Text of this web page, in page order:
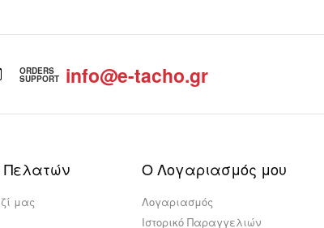
ORDERS
SUPPORT info@e-tacho.gr
Πελατών
μας
Ο Λογαριασμός μου
Λογαριασμός
Ιστορικό Παραγγελιών